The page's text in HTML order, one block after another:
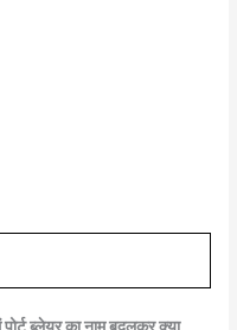
ब्लेयर का नाम बदलकर क्या